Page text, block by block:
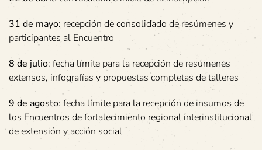
31 de mayo: recepción de consolidado de resúmenes y
participantes al Encuentro
8 de julio: fecha límite para la recepción de resúmenes
extensos, infografías y propuestas completas de talleres
9 de agosto: fecha límite para la recepción de insumos de
los Encuentros de fortalecimiento regional interinstitucional
de extensión y acción social